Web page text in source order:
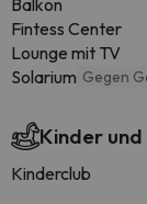
Balkon
Fintess Center
Lounge mit TV
Solarium Gegen
Kinder
Kinderclub